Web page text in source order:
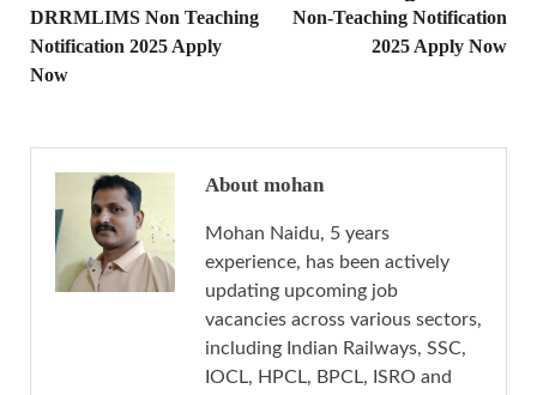
DRRMLIMS Non Teaching
Notification 2025 Apply
Now
Non-Teaching Notification
2025 Apply Now
About mohan
Mohan Naidu, 5 years
experience, has been actively
updating upcoming job
vacancies across various sectors,
including Indian Railways, SSC,
IOCL, HPCL, BPCL, ISRO and